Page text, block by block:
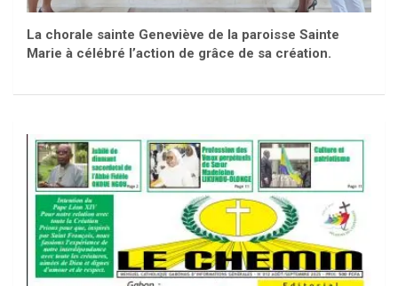
La chorale sainte Geneviève de la paroisse Sainte
Marie à célébré l’action de grâce de sa création.